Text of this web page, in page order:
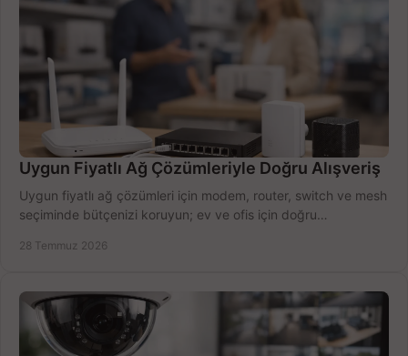
Uygun Fiyatlı Ağ Çözümleriyle Doğru Alışveriş
Uygun fiyatlı ağ çözümleri için modem, router, switch ve mesh
seçiminde bütçenizi koruyun; ev ve ofis için doğru
28 Temmuz 2026